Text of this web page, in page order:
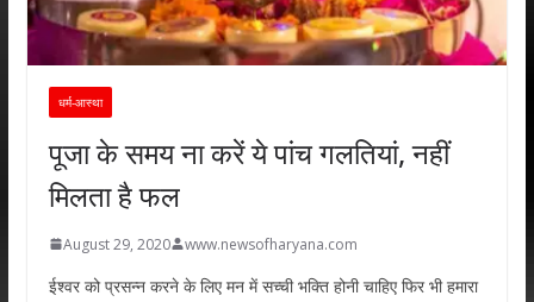
धर्म-आस्था
पूजा के समय ना करें ये पांच गलतियां, नहीं
मिलता है फल
August 29, 2020 www.newsofharyana.com
ईश्वर को प्रसन्न करने के लिए मन में सच्ची भक्ति होनी चाहिए फिर भी हमारा